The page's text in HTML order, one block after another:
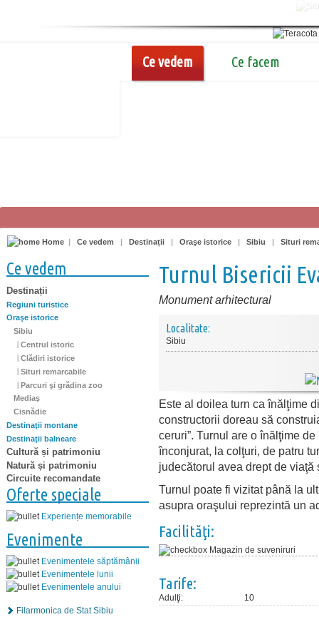
Ce vedem Ce facem
Home | Ce vedem | Destinații | Oraşe istorice | Sibiu | Situri
Ce vedem
Destinații
Regiuni turistice
Oraşe istorice
Sibiu
Centrul istoric
Clădiri istorice
Situri remarcabile
Parcuri şi grădina zoo
Mediaş
Cisnădie
Destinaţii montane
Destinaţii balneare
Cultură și patrimoniu
Natură și patrimoniu
Circuite recomandate
Oferte speciale
Experiențe memorabile
Evenimente
Evenimentele săptămânii
Evenimentele lunii
Evenimentele anului
Filarmonica de Stat Sibiu
Turnul Bisericii
Monument arhitectural
Localitate:
Sibiu
Este al doilea turn ca înălţime
constructorii doreau să
ceruri”. Turnul are o înălţime
înconjurat, la colţuri, de patru
judecătorul avea drept de
Turnul poate fi vizitat până la
asupra oraşului reprezintă un
Facilităţi:
Magazin de suveniruri
Tarife:
Adulţi: 10